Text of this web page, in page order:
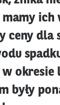
ceny
były